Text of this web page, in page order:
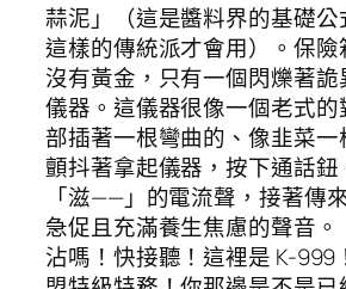
蒜泥」（這是醬料界的基礎公
這樣的傳統派才會用）。保險
沒有黃金，只有一個閃爍著
儀器。這儀器很像一個老式的
部插著一根彎曲的、像韭菜
顫抖著拿起儀器，按下通話鈕
「滋——」的電流聲，接著傳
急促且充滿養生焦慮的聲音
沾嗎！快接聽！這裡是 K-999